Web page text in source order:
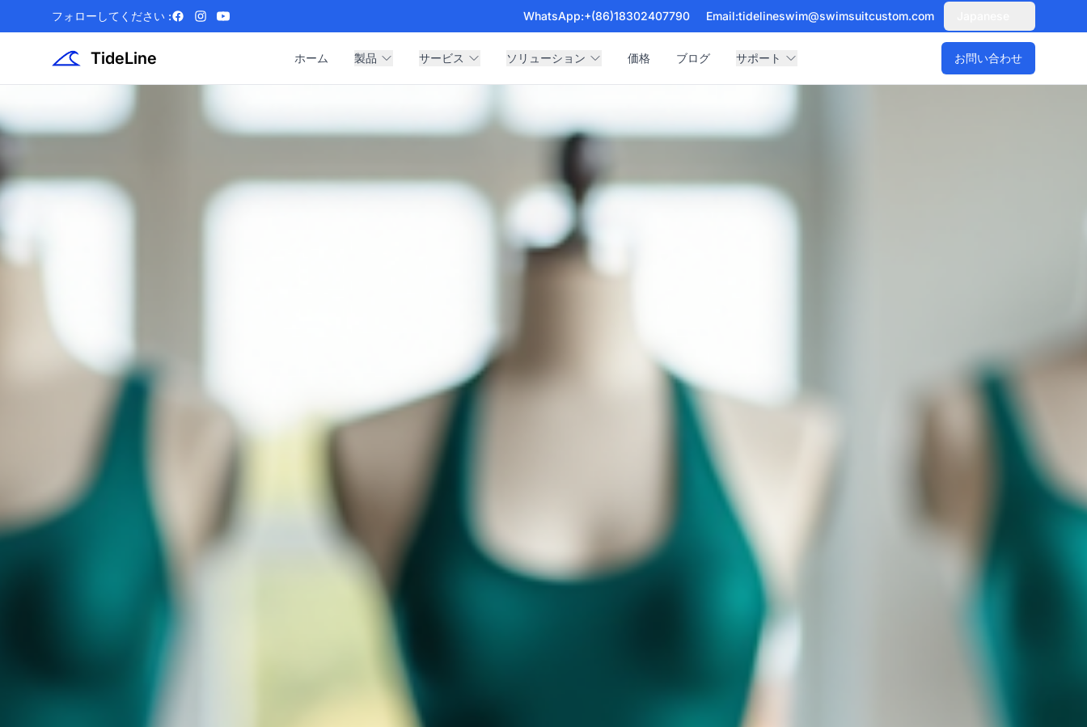
フォローしてください :Facebook
Instagram
YouTube WhatsApp:+(86)18302407790 Email:tidelineswim@swimsuitcustom.com
TideLine ホーム 製品 サービス ソリューション 価格 ブログ サポート お問い合わせ